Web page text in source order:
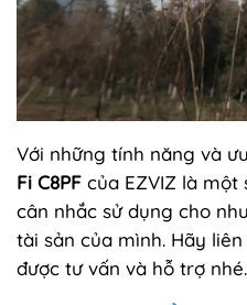
Với những tính năng và
Fi C8PF của EZVIZ là một
cân nhắc sử dụng cho
tài sản của mình. Hãy
được tư vấn và hỗ trợ nhé.